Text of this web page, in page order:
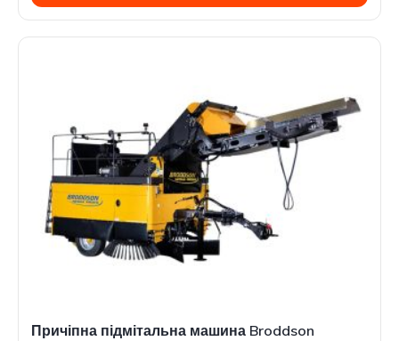
Причіпна підмітальна машина Broddson